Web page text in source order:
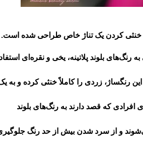
خنثی کردن یک تناژ خاص طراحی شده است.
رنگ‌های بلوند پلاتینه، یخی و نقره‌ای
رنگساژ، زردی را کاملاً خنثی کرده و به
افرادی که قصد دارند به رنگ‌های بلوند
و از سرد شدن بیش از حد رنگ